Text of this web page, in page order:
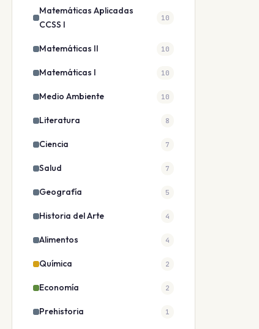
Matemáticas Aplicadas
CCSS I
10
Matemáticas II 10
Matemáticas I 10
Medio Ambiente 10
Literatura 8
Ciencia 7
Salud 7
Geografía 5
Historia del Arte 4
Alimentos 4
Química 2
Economía 2
Prehistoria 1